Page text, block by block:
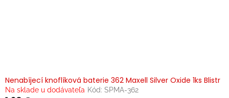
Nenabíjecí knoflíková baterie 362 Maxell Silver Oxide 1ks Blistr
Na sklade u dodávateľa Kód: SPMA-362